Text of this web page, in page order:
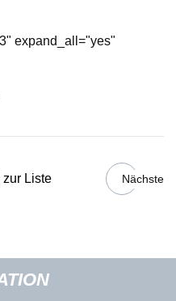
expand_all="yes"
zur Liste Nächste